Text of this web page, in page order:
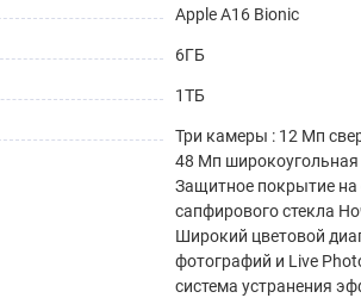
Apple A16 Bionic
6ГБ
1ТБ
Три камеры : 12 Мп
48 Мп
Защитное покрытие на
сапфирового стекла
Широкий цветовой
фотографий и Live
система устранения